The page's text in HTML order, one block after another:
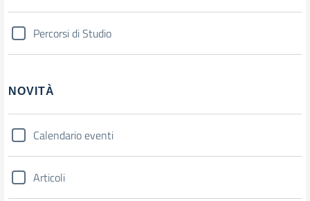
Percorsi di Studio
NOVITÀ
Calendario eventi
Articoli